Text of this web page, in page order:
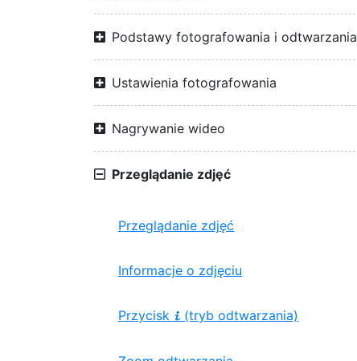
Podstawy fotografowania i odtwarzania
Ustawienia fotografowania
Nagrywanie wideo
Przeglądanie zdjęć
Przeglądanie zdjęć
Informacje o zdjęciu
Przycisk i (tryb odtwarzania)